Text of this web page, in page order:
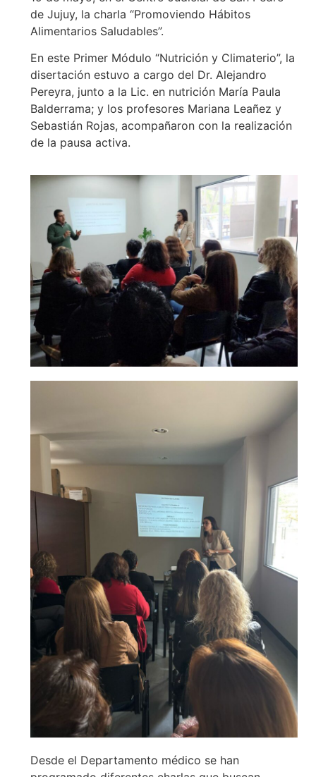
de Jujuy, la charla “Promoviendo Hábitos
Alimentarios Saludables”.
En este Primer Módulo “Nutrición y Climaterio”, la
disertación estuvo a cargo del Dr. Alejandro
Pereyra, junto a la Lic. en nutrición María Paula
Balderrama; y los profesores Mariana Leañez y
Sebastián Rojas, acompañaron con la realización
de la pausa activa.
Desde el Departamento médico se han